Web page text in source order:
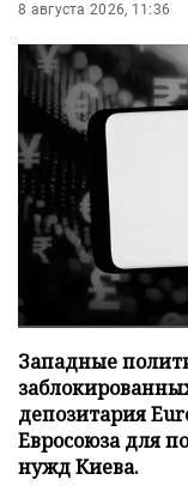
8 августа 2026, 11:36
Западные
депозитария
Евросоюза для
нужд Киева.